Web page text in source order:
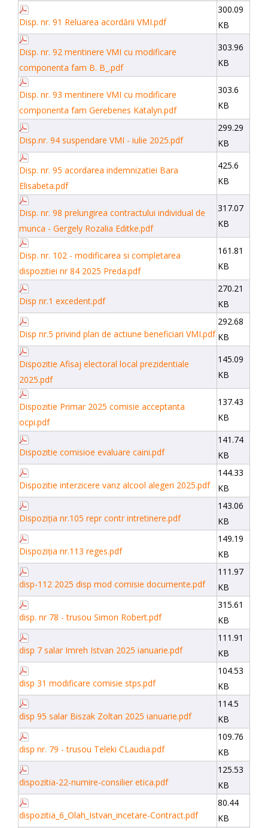
Disp. nr. 91 Reluarea acordării VMI.pdf
300.09
KB
Disp. nr. 92 mentinere VMI cu modificare
componenta fam B. B_.pdf
303.96
KB
Disp. nr. 93 mentinere VMI cu modificare
componenta fam Gerebenes Katalyn.pdf
303.6
KB
Disp.nr. 94 suspendare VMI - iulie 2025.pdf
299.29
KB
Disp. nr. 95 acordarea indemnizatiei Bara
Elisabeta.pdf
425.6
KB
Disp. nr. 98 prelungirea contractului individual de
munca - Gergely Rozalia Editke.pdf
317.07
KB
Disp. nr. 102 - modificarea si completarea
dispozitiei nr 84 2025 Preda.pdf
161.81
KB
Disp nr.1 excedent.pdf
270.21
KB
Disp nr.5 privind plan de actiune beneficiari VMI.pdf
292.68
KB
Dispozitie Afisaj electoral local prezidentiale
2025.pdf
145.09
KB
Dispozitie Primar 2025 comisie acceptanta
ocpi.pdf
137.43
KB
Dispozitie comisioe evaluare caini.pdf
141.74
KB
Dispozitie interzicere vanz alcool alegeri 2025.pdf
144.33
KB
Dispoziția nr.105 repr contr intretinere.pdf
143.06
KB
Dispoziția nr.113 reges.pdf
149.19
KB
disp-112 2025 disp mod comisie documente.pdf
111.97
KB
disp. nr 78 - trusou Simon Robert.pdf
315.61
KB
disp 7 salar Imreh Istvan 2025 ianuarie.pdf
111.91
KB
disp 31 modificare comisie stps.pdf
104.53
KB
disp 95 salar Biszak Zoltan 2025 ianuarie.pdf
114.5
KB
disp nr. 79 - trusou Teleki CLaudia.pdf
109.76
KB
dispozitia-22-numire-consilier etica.pdf
125.53
KB
dispozitia_6_Olah_Istvan_incetare-Contract.pdf
80.44
KB